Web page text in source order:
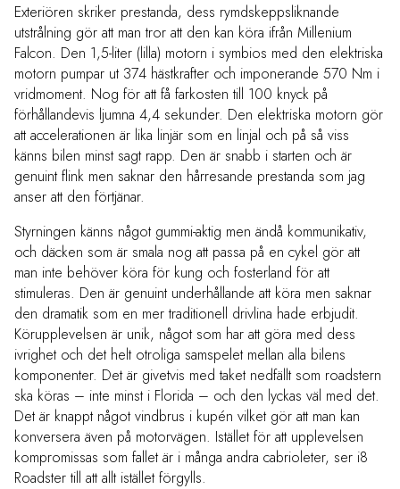
Exteriören skriker prestanda, dess rymdskeppsliknande
utstrålning gör att man tror att den kan köra ifrån Millenium
Falcon. Den 1,5-liter (lilla) motorn i symbios med den elektriska
motorn pumpar ut 374 hästkrafter och imponerande 570 Nm i
vridmoment. Nog för att få farkosten till 100 knyck på
förhållandevis ljumna 4,4 sekunder. Den elektriska motorn gör
att accelerationen är lika linjär som en linjal och på så viss
känns bilen minst sagt rapp. Den är snabb i starten och är
genuint flink men saknar den hårresande prestanda som jag
anser att den förtjänar.
Styrningen känns något gummi-aktig men ändå kommunikativ,
och däcken som är smala nog att passa på en cykel gör att
man inte behöver köra för kung och fosterland för att
stimuleras. Den är genuint underhållande att köra men saknar
den dramatik som en mer traditionell drivlina hade erbjudit.
Körupplevelsen är unik, något som har att göra med dess
ivrighet och det helt otroliga samspelet mellan alla bilens
komponenter. Det är givetvis med taket nedfällt som roadstern
ska köras – inte minst i Florida – och den lyckas väl med det.
Det är knappt något vindbrus i kupén vilket gör att man kan
konversera även på motorvägen. Istället för att upplevelsen
kompromissas som fallet är i många andra cabrioleter, ser i8
Roadster till att allt istället förgylls.